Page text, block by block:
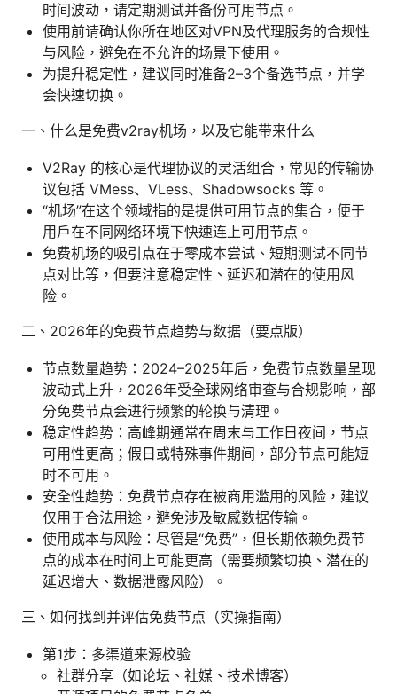
时间波动，请定期测试并备份可用节点。
使用前请确认你所在地区对VPN及代理服务的合规性
与风险，避免在不允许的场景下使用。
为提升稳定性，建议同时准备2–3个备选节点，并学
会快速切换。
一、什么是免费v2ray机场，以及它能带来什么
V2Ray 的核心是代理协议的灵活组合，常见的传输协
议包括 VMess、VLess、Shadowsocks 等。
“机场”在这个领域指的是提供可用节点的集合，便于
用户在不同网络环境下快速连上可用节点。
免费机场的吸引点在于零成本尝试、短期测试不同节
点对比等，但要注意稳定性、延迟和潜在的使用风
险。
二、2026年的免费节点趋势与数据（要点版）
节点数量趋势：2024–2025年后，免费节点数量呈现
波动式上升，2026年受全球网络审查与合规影响，部
分免费节点会进行频繁的轮换与清理。
稳定性趋势：高峰期通常在周末与工作日夜间，节点
可用性更高；假日或特殊事件期间，部分节点可能短
时不可用。
安全性趋势：免费节点存在被商用滥用的风险，建议
仅用于合法用途，避免涉及敏感数据传输。
使用成本与风险：尽管是“免费”，但长期依赖免费节
点的成本在时间上可能更高（需要频繁切换、潜在的
延迟增大、数据泄露风险）。
三、如何找到并评估免费节点（实操指南）
第1步：多渠道来源校验
社群分享（如论坛、社媒、技术博客）